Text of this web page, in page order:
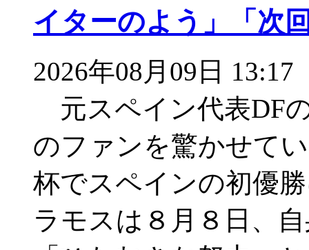
イターのよう」「次
2026年08月09日 13:17
元スペイン代表DF
のファンを驚かせて
杯でスペインの初優
ラモスは８月８日、